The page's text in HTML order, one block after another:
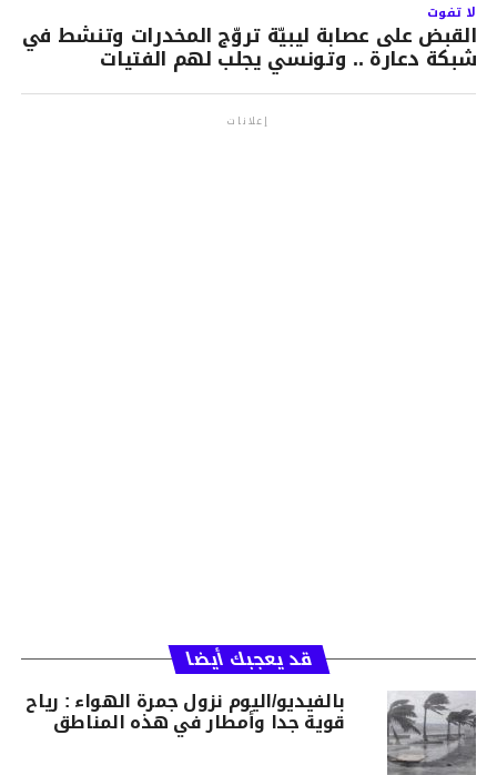
لا تفوت
القبض على عصابة ليبيّة تروّج المخدرات وتنشط في
شبكة دعارة .. وتونسي يجلب لهم الفتيات
إعلانات
قد يعجبك أيضا
بالفيديو/اليوم نزول جمرة الهواء : رياح
قوية جدا وأمطار في هذه المناطق